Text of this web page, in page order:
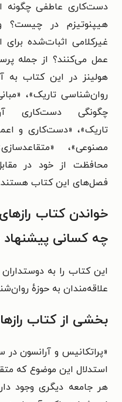
دست‌کاری عاطفی چگونه
هیپنوتیزم در چیست؟
غیرکلامی اثبات‌شده
عمل می‌کنند؟ از جمله
هولینز در این کتاب
روان‌شناسی تاریک»،
چگونگی دست‌کاری
تاریک»، «دست‌کاری و
مصنوعی»،
محافظت از خود در
فصل‌های این کتاب
خواندن کتاب
چه کسانی
این کتاب را به
علاقه‌مندان به حوزهٔ
بخشی از کتاب
«
استدلال این موضوع که
هر جامعه دیگری وجود